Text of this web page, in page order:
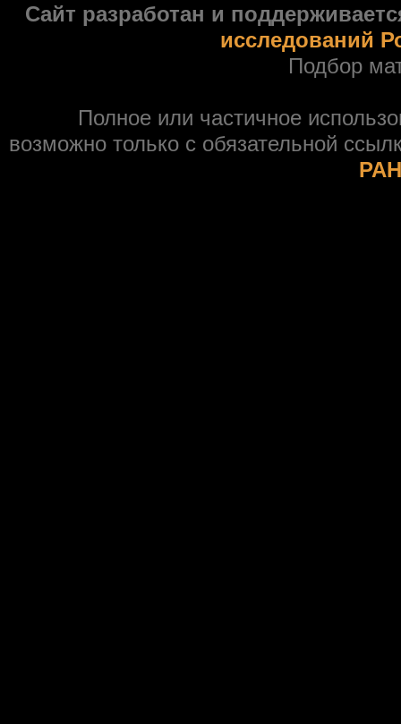
Сайт разработан и
исследований
Подбор
Полное или частичное
возможно только с обязательной